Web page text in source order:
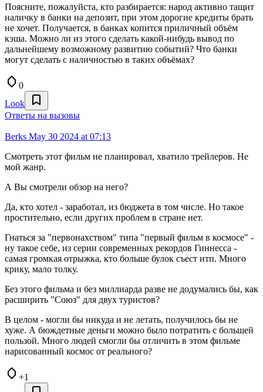
Поясните, пожалуйста, кто разбирается: народ активно тащит
наличку в банки на депозит, при этом дорогие кредиты брать
не хочет. Получается, в банках копится приличный объём
кэша. Можно ли из этого сделать какой-нибудь вывод по
дальнейшему возможному развитию событий? Что банки
могут сделать с наличностью в таких объёмах?
0
Look
Ответы на вызовы
Berks May 30 2024 at 07:13
Смотреть этот фильм не планировал, хватило трейлеров. Не
мой жанр.
А Вы смотрели обзор на него?
Да, кто хотел - заработал, из бюджета в том числе. Но такое
простительно, если других проблем в стране нет.
Гнаться за "первонахством" типа "первый фильм в космосе" -
ну такое себе, из серии современных рекордов Гиннесса -
самая громкая отрыжка, кто больше булок съест итп. Много
крику, мало толку.
Без этого фильма и без миллиарда разве не додумались бы, как
расширить "Союз" для двух туристов?
В целом - могли бы никуда и не летать, получилось бы не
хуже. А бюждетные деньги можно было потратить с большей
пользой. Много людей смогли бы отличить в этом фильме
нарисованный космос от реального?
+1